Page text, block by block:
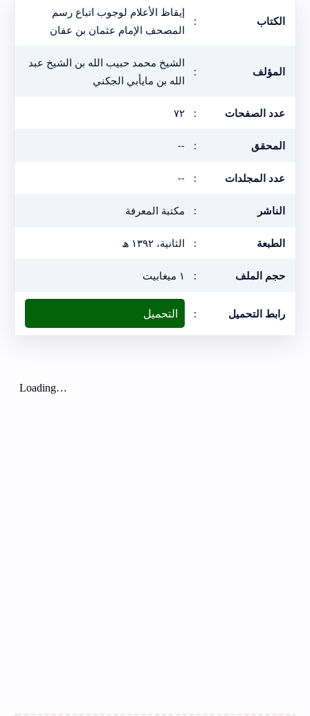
الكتاب :
إيقاظ الأعلام لوجوب اتباع رسم
المصحف الإمام عثمان بن عفان
المؤلف :
الشيخ محمد حبيب الله بن الشيخ عبد
الله بن مايأبي الجكني
عدد الصفحات : ٧٢
المحقق :
--
عدد المجلدات :
--
الناشر : مكتبة المعرفة
الطبعة : الثانية، ١٣٩٢ ھ
حجم الملف : ١ ميغابيت
رابط التحميل : التحميل